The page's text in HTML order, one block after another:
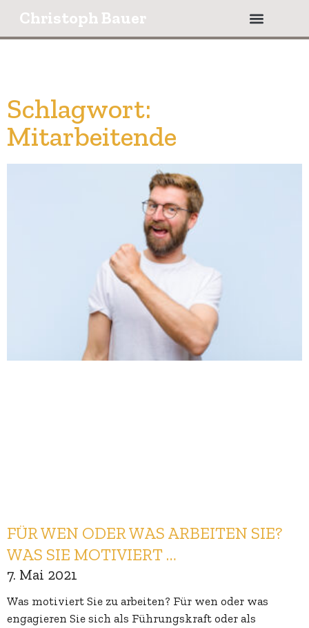
Christoph Bauer
Schlagwort:
Mitarbeitende
FÜR WEN ODER WAS ARBEITEN SIE?
WAS SIE MOTIVIERT …
7. Mai 2021
Was motiviert Sie zu arbeiten? Für wen oder was
engagieren Sie sich als Führungskraft oder als